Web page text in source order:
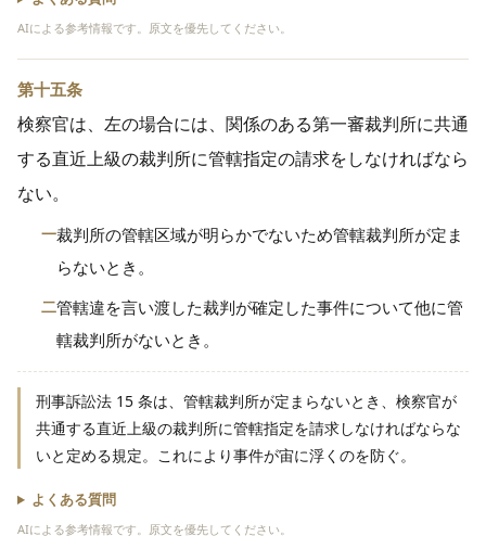
AIによる参考情報です。原文を優先してください。
第十五条
検察官は、左の場合には、関係のある第一審裁判所に共通
する直近上級の裁判所に管轄指定の請求をしなければなら
ない。
一裁判所の管轄区域が明らかでないため管轄裁判所が定ま
らないとき。
二管轄違を言い渡した裁判が確定した事件について他に管
轄裁判所がないとき。
刑事訴訟法 15 条は、管轄裁判所が定まらないとき、検察官が
共通する直近上級の裁判所に管轄指定を請求しなければならな
いと定める規定。これにより事件が宙に浮くのを防ぐ。
よくある質問
AIによる参考情報です。原文を優先してください。